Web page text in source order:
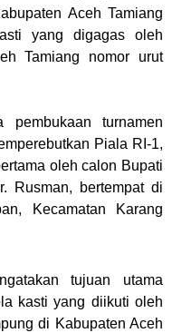
Aceh Tamiang
yang digagas oleh
Tamiang nomor urut
pembukaan turnamen
Piala RI-1,
oleh calon Bupati
Rusman, bertempat di
Kecamatan Karang
tujuan utama
kasti yang diikuti oleh
di Kabupaten Aceh